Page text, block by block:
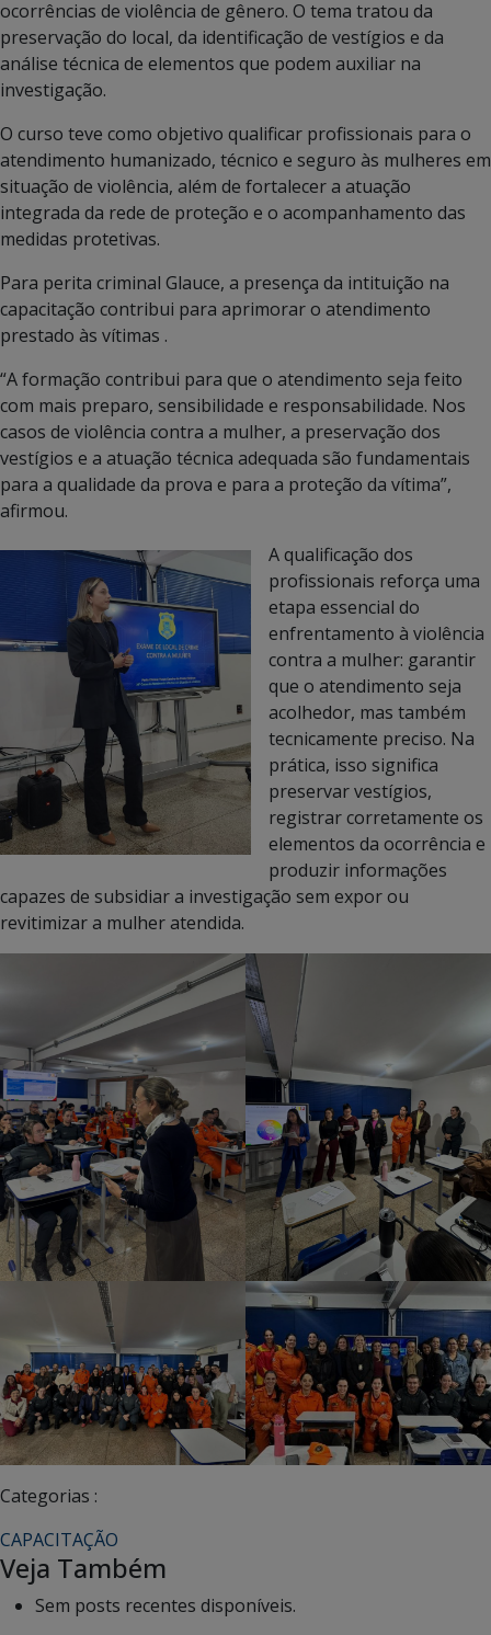
ocorrências de violência de gênero. O tema tratou da
preservação do local, da identificação de vestígios e da
análise técnica de elementos que podem auxiliar na
investigação.
O curso teve como objetivo qualificar profissionais para o
atendimento humanizado, técnico e seguro às mulheres em
situação de violência, além de fortalecer a atuação
integrada da rede de proteção e o acompanhamento das
medidas protetivas.
Para perita criminal Glauce, a presença da intituição na
capacitação contribui para aprimorar o atendimento
prestado às vítimas .
“A formação contribui para que o atendimento seja feito
com mais preparo, sensibilidade e responsabilidade. Nos
casos de violência contra a mulher, a preservação dos
vestígios e a atuação técnica adequada são fundamentais
para a qualidade da prova e para a proteção da vítima”,
afirmou.
A qualificação dos
profissionais reforça uma
etapa essencial do
enfrentamento à violência
contra a mulher: garantir
que o atendimento seja
acolhedor, mas também
tecnicamente preciso. Na
prática, isso significa
preservar vestígios,
registrar corretamente os
elementos da ocorrência e
produzir informações
capazes de subsidiar a investigação sem expor ou
revitimizar a mulher atendida.
Categorias :
CAPACITAÇÃO
Veja Também
Sem posts recentes disponíveis.